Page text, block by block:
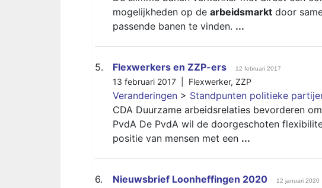
mogelijkheden op de arbeidsmarkt door
passende banen te vinden. ...
5. Flexwerkers en ZZP-ers 12 februari 2017
13 februari 2017 | Flexwerker, ZZP
Veranderingen > Standpunten politieke
CDA Duurzame arbeidsrelaties bevorderen
PvdA De PvdA wil de doorgeschoten
positie van mensen met een ...
6. Nieuwsbrief Loonheffingen 2020 12 januari 2020